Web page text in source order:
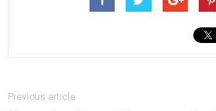
Previous article